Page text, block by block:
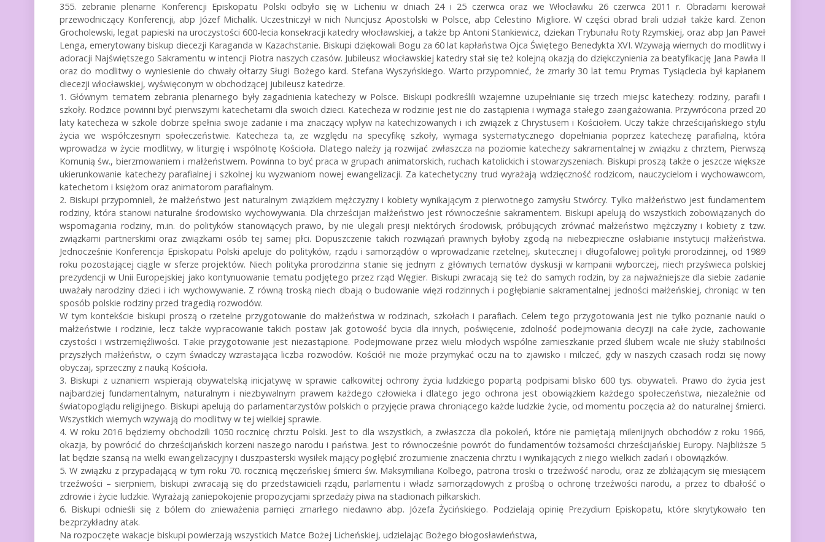
355. zebranie plenarne Konferencji Episkopatu Polski odbyło się w Licheniu w dniach 24 i 25 czerwca oraz we Włocławku 26 czerwca 2011 r. Obradami kierował
przewodniczący Konferencji, abp Józef Michalik. Uczestniczył w nich Nuncjusz Apostolski w Polsce, abp Celestino Migliore. W części obrad brali udział także kard. Zenon
Grocholewski, legat papieski na uroczystości 600-lecia konsekracji katedry włocławskiej, a także bp Antoni Stankiewicz, dziekan Trybunału Roty Rzymskiej, oraz abp Jan Paweł
Lenga, emerytowany biskup diecezji Karaganda w Kazachstanie. Biskupi dziękowali Bogu za 60 lat kapłaństwa Ojca Świętego Benedykta XVI. Wzywają wiernych do modlitwy i
adoracji Najświętszego Sakramentu w intencji Piotra naszych czasów. Jubileusz włocławskiej katedry stał się też kolejną okazją do dziękczynienia za beatyfikację Jana Pawła II
oraz do modlitwy o wyniesienie do chwały ołtarzy Sługi Bożego kard. Stefana Wyszyńskiego. Warto przypomnieć, że zmarły 30 lat temu Prymas Tysiąclecia był kapłanem
diecezji włocławskiej, wyświęconym w obchodzącej jubileusz katedrze.
1. Głównym tematem zebrania plenarnego były zagadnienia katechezy w Polsce. Biskupi podkreślili wzajemne uzupełnianie się trzech miejsc katechezy: rodziny, parafii i
szkoły. Rodzice powinni być pierwszymi katechetami dla swoich dzieci. Katecheza w rodzinie jest nie do zastąpienia i wymaga stałego zaangażowania. Przywrócona przed 20
laty katecheza w szkole dobrze spełnia swoje zadanie i ma znaczący wpływ na katechizowanych i ich związek z Chrystusem i Kościołem. Uczy także chrześcijańskiego stylu
życia we współczesnym społeczeństwie. Katecheza ta, ze względu na specyfikę szkoły, wymaga systematycznego dopełniania poprzez katechezę parafialną, która
wprowadza w życie modlitwy, w liturgię i wspólnotę Kościoła. Dlatego należy ją rozwijać zwłaszcza na poziomie katechezy sakramentalnej w związku z chrztem, Pierwszą
Komunią św., bierzmowaniem i małżeństwem. Powinna to być praca w grupach animatorskich, ruchach katolickich i stowarzyszeniach. Biskupi proszą także o jeszcze większe
ukierunkowanie katechezy parafialnej i szkolnej ku wyzwaniom nowej ewangelizacji. Za katechetyczny trud wyrażają wdzięczność rodzicom, nauczycielom i wychowawcom,
katechetom i księżom oraz animatorom parafialnym.
2. Biskupi przypomnieli, że małżeństwo jest naturalnym związkiem mężczyzny i kobiety wynikającym z pierwotnego zamysłu Stwórcy. Tylko małżeństwo jest fundamentem
rodziny, która stanowi naturalne środowisko wychowywania. Dla chrześcijan małżeństwo jest równocześnie sakramentem. Biskupi apelują do wszystkich zobowiązanych do
wspomagania rodziny, m.in. do polityków stanowiących prawo, by nie ulegali presji niektórych środowisk, próbujących zrównać małżeństwo mężczyzny i kobiety z tzw.
związkami partnerskimi oraz związkami osób tej samej płci. Dopuszczenie takich rozwiązań prawnych byłoby zgodą na niebezpieczne osłabianie instytucji małżeństwa.
Jednocześnie Konferencja Episkopatu Polski apeluje do polityków, rządu i samorządów o wprowadzanie rzetelnej, skutecznej i długofalowej polityki prorodzinnej, od 1989
roku pozostającej ciągle w sferze projektów. Niech polityka prorodzinna stanie się jednym z głównych tematów dyskusji w kampanii wyborczej, niech przyświeca polskiej
prezydencji w Unii Europejskiej jako kontynuowanie tematu podjętego przez rząd Węgier. Biskupi zwracają się też do samych rodzin, by za najważniejsze dla siebie zadanie
uważały narodziny dzieci i ich wychowywanie. Z równą troską niech dbają o budowanie więzi rodzinnych i pogłębianie sakramentalnej jedności małżeńskiej, chroniąc w ten
sposób polskie rodziny przed tragedią rozwodów.
W tym kontekście biskupi proszą o rzetelne przygotowanie do małżeństwa w rodzinach, szkołach i parafiach. Celem tego przygotowania jest nie tylko poznanie nauki o
małżeństwie i rodzinie, lecz także wypracowanie takich postaw jak gotowość bycia dla innych, poświęcenie, zdolność podejmowania decyzji na całe życie, zachowanie
czystości i wstrzemięźliwości. Takie przygotowanie jest niezastąpione. Podejmowane przez wielu młodych wspólne zamieszkanie przed ślubem wcale nie służy stabilności
przyszłych małżeństw, o czym świadczy wzrastająca liczba rozwodów. Kościół nie może przymykać oczu na to zjawisko i milczeć, gdy w naszych czasach rodzi się nowy
obyczaj, sprzeczny z nauką Kościoła.
3. Biskupi z uznaniem wspierają obywatelską inicjatywę w sprawie całkowitej ochrony życia ludzkiego popartą podpisami blisko 600 tys. obywateli. Prawo do życia jest
najbardziej fundamentalnym, naturalnym i niezbywalnym prawem każdego człowieka i dlatego jego ochrona jest obowiązkiem każdego społeczeństwa, niezależnie od
światopoglądu religijnego. Biskupi apelują do parlamentarzystów polskich o przyjęcie prawa chroniącego każde ludzkie życie, od momentu poczęcia aż do naturalnej śmierci.
Wszystkich wiernych wzywają do modlitwy w tej wielkiej sprawie.
4. W roku 2016 będziemy obchodzili 1050 rocznicę chrztu Polski. Jest to dla wszystkich, a zwłaszcza dla pokoleń, które nie pamiętają milenijnych obchodów z roku 1966,
okazja, by powrócić do chrześcijańskich korzeni naszego narodu i państwa. Jest to równocześnie powrót do fundamentów tożsamości chrześcijańskiej Europy. Najbliższe 5
lat będzie szansą na wielki ewangelizacyjny i duszpasterski wysiłek mający pogłębić zrozumienie znaczenia chrztu i wynikających z niego wielkich zadań i obowiązków.
5. W związku z przypadającą w tym roku 70. rocznicą męczeńskiej śmierci św. Maksymiliana Kolbego, patrona troski o trzeźwość narodu, oraz ze zbliżającym się miesiącem
trzeźwości – sierpniem, biskupi zwracają się do przedstawicieli rządu, parlamentu i władz samorządowych z prośbą o ochronę trzeźwości narodu, a przez to dbałość o
zdrowie i życie ludzkie. Wyrażają zaniepokojenie propozycjami sprzedaży piwa na stadionach piłkarskich.
6. Biskupi odnieśli się z bólem do znieważenia pamięci zmarłego niedawno abp. Józefa Życińskiego. Podzielają opinię Prezydium Episkopatu, które skrytykowało ten
bezprzykładny atak.
Na rozpoczęte wakacje biskupi powierzają wszystkich Matce Bożej Licheńskiej, udzielając Bożego błogosławieństwa,